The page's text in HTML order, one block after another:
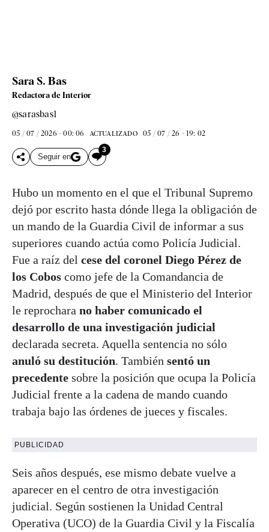
Sara S. Bas
Redactora de Interior
@sarasbas1
05 / 07 / 2026 - 00: 06 ACTUALIZADO 05 / 07 / 26 - 19: 02
Seguir en
3
Hubo un momento en el que el Tribunal Supremo
dejó por escrito hasta dónde llega la obligación de
un mando de la Guardia Civil de informar a sus
superiores cuando actúa como Policía Judicial.
Fue a raíz del cese del coronel Diego Pérez de
los Cobos como jefe de la Comandancia de
Madrid, después de que el Ministerio del Interior
le reprochara no haber comunicado el
desarrollo de una investigación judicial
declarada secreta. Aquella sentencia no sólo
anuló su destitución. También sentó un
precedente sobre la posición que ocupa la Policía
Judicial frente a la cadena de mando cuando
trabaja bajo las órdenes de jueces y fiscales.
PUBLICIDAD
Seis años después, ese mismo debate vuelve a
aparecer en el centro de otra investigación
judicial. Según sostienen la Unidad Central
Operativa (UCO) de la Guardia Civil y la Fiscalía